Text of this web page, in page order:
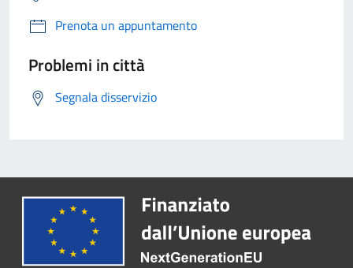
Prenota un appuntamento
Problemi in città
Segnala disservizio